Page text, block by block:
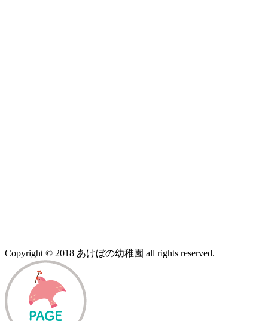
Copyright © 2018 あけぼの幼稚園 all rights reserved.